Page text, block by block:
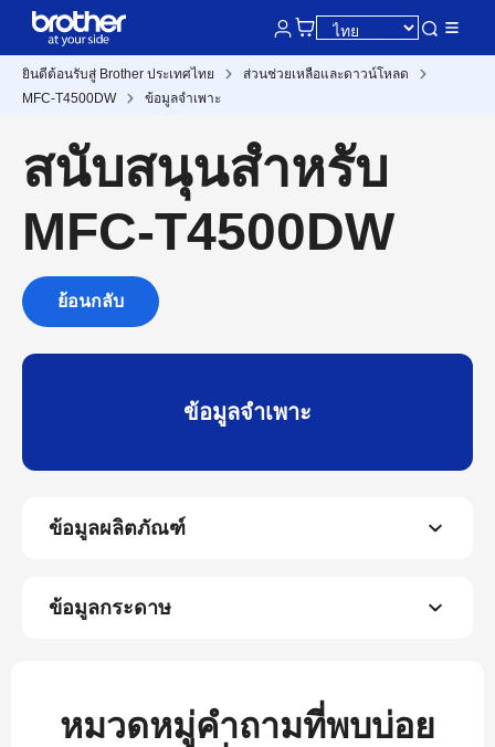
ยินดีต้อนรับสู่ Brother ประเทศไทย
ส่วนช่วยเหลือและดาวน์โหลด
MFC-T4500DW
ข้อมูลจำเพาะ
สนับสนุนสำหรับ
MFC-T4500DW
ย้อนกลับ
ข้อมูลจำเพาะ
ข้อมูลผลิตภัณฑ์
ข้อมูลกระดาษ
หมวดหมู่คำถามที่พบบ่อย